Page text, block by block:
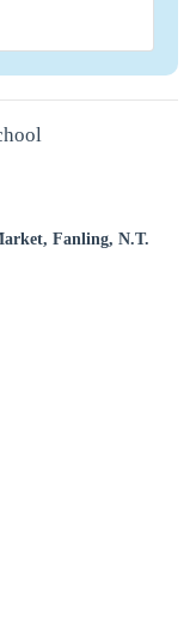
Fanling, N.T.